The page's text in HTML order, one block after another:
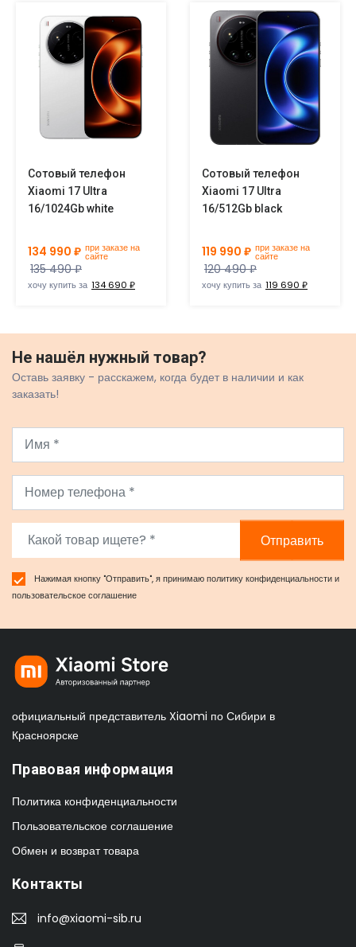
Сотовый телефон
Xiaomi 17 Ultra
16/1024Gb white
134 990 ₽ при заказе на
сайте
135 490 ₽
хочу купить за 134 690 ₽
Сотовый телефон
Xiaomi 17 Ultra
16/512Gb black
119 990 ₽ при заказе на
сайте
120 490 ₽
хочу купить за 119 690 ₽
Не нашёл нужный товар?
Оставь заявку - расскажем, когда будет в наличии и как
заказать!
Отправить
Нажимая кнопку "Отправить", я принимаюполитику конфиденциальностии
пользовательское соглашение
официальный представитель Xiaomi по Сибири в
Красноярске
Правовая информация
Политика конфиденциальности
Пользовательское соглашение
Обмен и возврат товара
Контакты
info@xiaomi-sib.ru